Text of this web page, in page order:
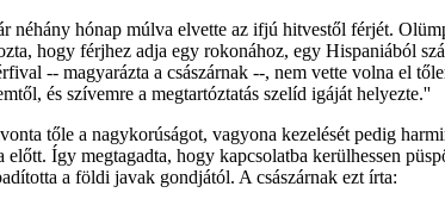
néhány hónap múlva elvette az ifjú hitvestől férjét.
hogy férjhez adja egy rokonához, egy Hispaniából
-- magyarázta a császárnak --, nem vette volna el
és szívemre a megtartóztatás szelíd igáját helyezte.''
tőle a nagykorúságot, vagyona kezelését pedig
Így megtagadta, hogy kapcsolatba kerülhessen
a földi javak gondjától. A császárnak ezt írta: